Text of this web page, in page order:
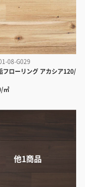
08-G029
フローリング アカシア120/
㎡